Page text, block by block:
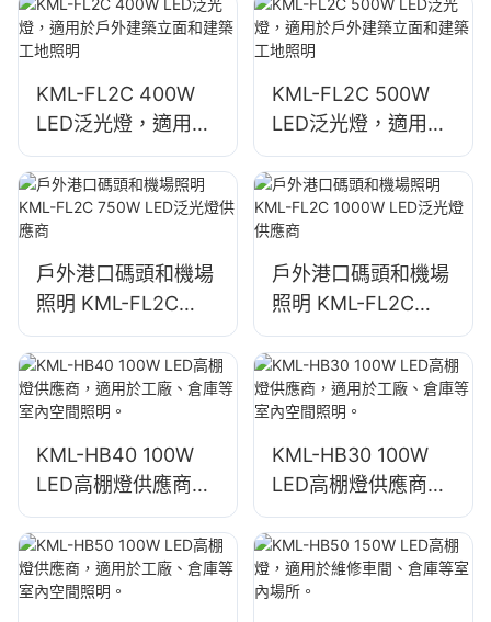
KML-FL2C 400W
LED泛光燈，適用於
戶外建築立面和建築
工地照明
KML-FL2C 500W
LED泛光燈，適用於
戶外建築立面和建築
工地照明
戶外港口碼頭和機場
照明 KML-FL2C
750W LED泛光燈供
應商
戶外港口碼頭和機場
照明 KML-FL2C
1000W LED泛光燈
供應商
KML-HB40 100W
LED高棚燈供應商，
適用於工廠、倉庫等
室內空間照明。
KML-HB30 100W
LED高棚燈供應商，
適用於工廠、倉庫等
室內空間照明。